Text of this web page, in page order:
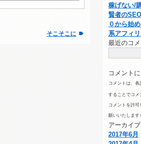
そこそこに
稼げない/
賢者のSEO
０から始
系アフィ
最近のコメ
コメント
コメントは、
することでコメ
コメントを許
願いいたします
アーカイブ
2017年6月